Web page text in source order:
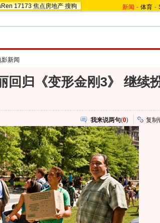
17173 焦点房地产 搜狗 新闻 - 体育 -
影新闻
回归《变形金刚3》 继续
我来说两句(0) 复制